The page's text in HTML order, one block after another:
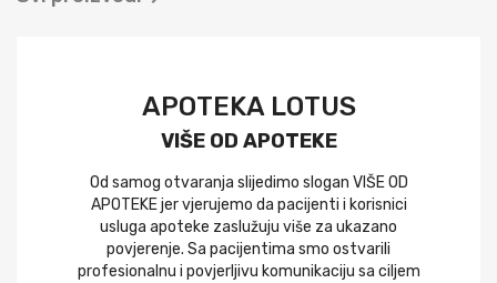
APOTEKA LOTUS
VIŠE OD APOTEKE
Od samog otvaranja slijedimo slogan VIŠE OD
APOTEKE jer vjerujemo da pacijenti i korisnici
usluga apoteke zaslužuju više za ukazano
povjerenje. Sa pacijentima smo ostvarili
profesionalnu i povjerljivu komunikaciju sa ciljem